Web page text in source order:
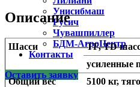
Унисибмаш
Русич
Чувашпиллер
БДМ-АгроЦентр
Контакты
Оставить заявку
Описание
Шасси
TF, TD
усиленные
Общий вес
5100 кг,